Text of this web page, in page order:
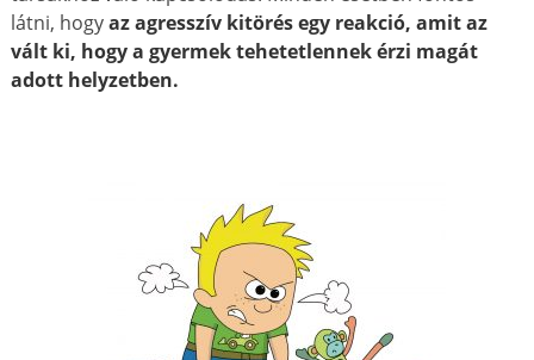
látni, hogyaz agresszív kitörés egy reakció, amit az
vált ki, hogy a gyermek tehetetlennek érzi magát
adott helyzetben.